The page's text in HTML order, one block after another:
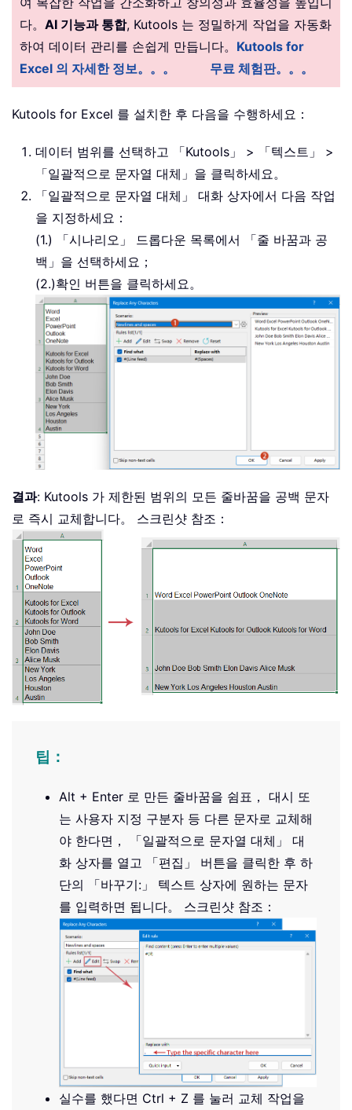
다。 AI 기능과 통합, Kutools 는 정밀하게 작업을 자동화
하여 데이터 관리를 손쉽게 만듭니다。 Kutools for
Excel 의 자세한 정보。。。
무료 체험판。。。
Kutools for Excel 를 설치한 후 다음을 수행하세요：
데이터 범위를 선택하고 「Kutools」 > 「텍스트」 >
「일괄적으로 문자열 대체」을 클릭하세요。
「일괄적으로 문자열 대체」 대화 상자에서 다음 작업
을 지정하세요：
(1.) 「시나리오」 드롭다운 목록에서 「줄 바꿈과 공
백」을 선택하세요；
(2.)확인 버튼을 클릭하세요。
결과: Kutools 가 제한된 범위의 모든 줄바꿈을 공백 문자
로 즉시 교체합니다。 스크린샷 참조：
팁：
Alt + Enter 로 만든 줄바꿈을 쉼표， 대시 또
는 사용자 지정 구분자 등 다른 문자로 교체해
야 한다면， 「일괄적으로 문자열 대체」 대
화 상자를 열고 「편집」 버튼을 클릭한 후 하
단의 「바꾸기:」 텍스트 상자에 원하는 문자
를 입력하면 됩니다。 스크린샷 참조：
실수를 했다면 Ctrl + Z 를 눌러 교체 작업을